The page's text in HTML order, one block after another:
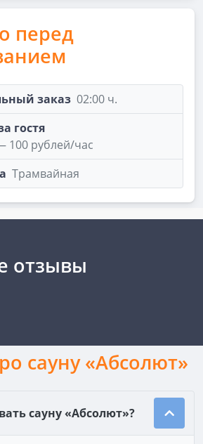
перед
заказ 02:00 ч.
гостя
100 рублей/час
Трамвайная
отзывы
сауну «Абсолют»
сауну «Абсолют»?